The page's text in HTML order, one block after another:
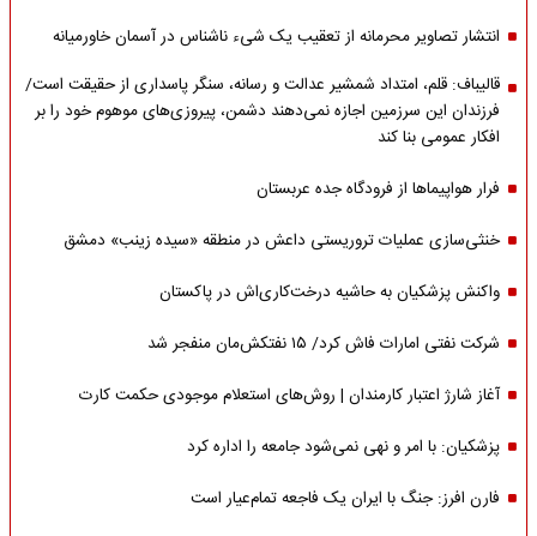
انتشار تصاویر محرمانه از تعقیب یک شیء ناشناس در آسمان خاورمیانه
قالیباف: قلم، امتداد شمشیر عدالت و رسانه، سنگر پاسداری از حقیقت است/
فرزندان این سرزمین اجازه نمی‌دهند دشمن، پیروزی‌های موهوم خود را بر
افکار عمومی بنا کند
فرار هواپیماها از فرودگاه جده عربستان
خنثی‌سازی عملیات تروریستی داعش در منطقه «سیده زینب» دمشق
واکنش پزشکیان به حاشیه درخت‌کاری‌اش در پاکستان
شرکت نفتی امارات فاش کرد/ ۱۵ نفتکش‌مان منفجر شد
آغاز شارژ اعتبار کارمندان | روش‌های استعلام موجودی حکمت کارت
پزشکیان: با امر و نهی نمی‌شود جامعه را اداره کرد
فارن افرز: جنگ با ایران یک فاجعه تمام‌عیار است